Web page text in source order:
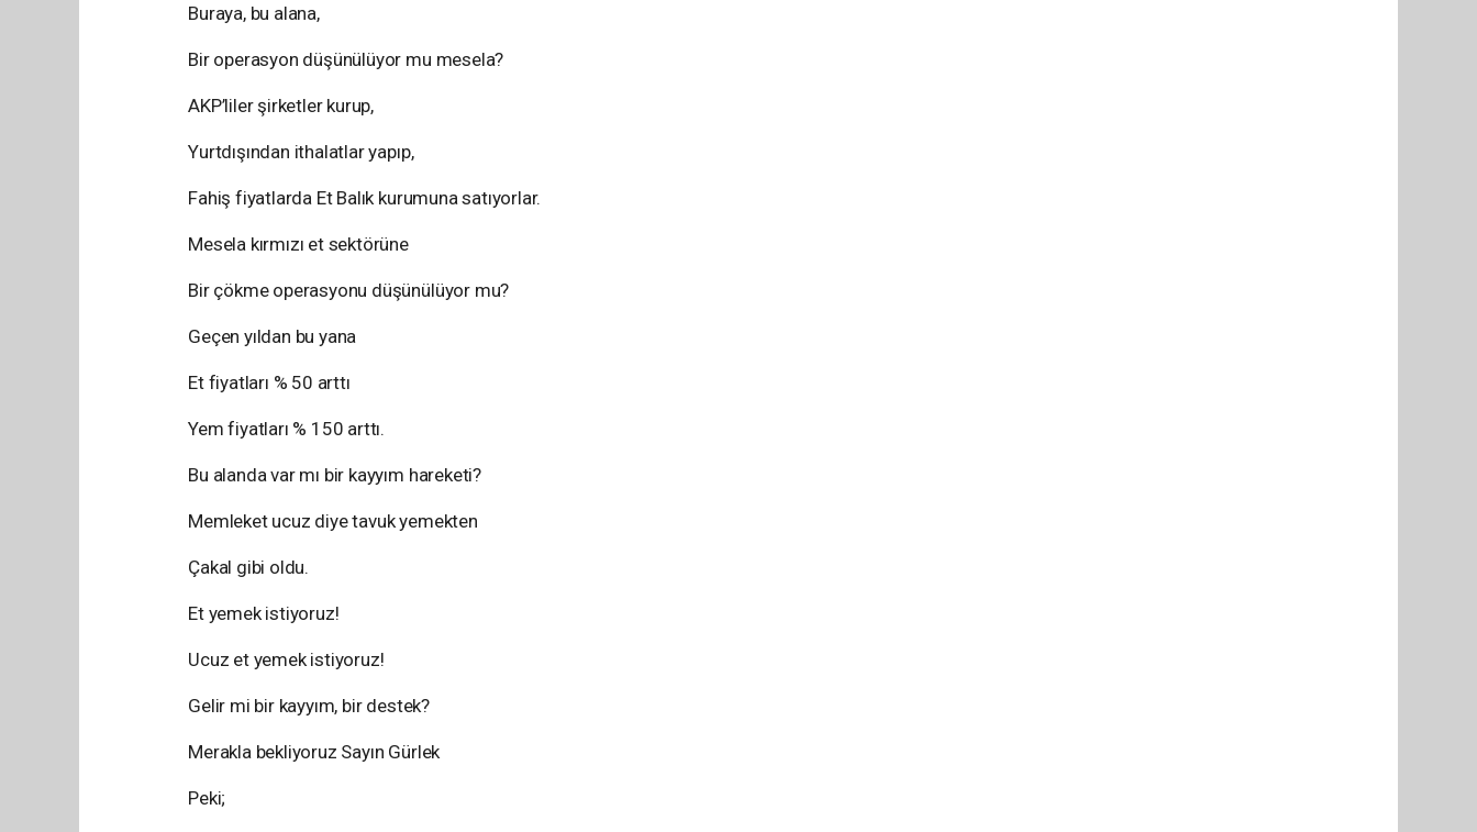
Buraya, bu alana,
Bir operasyon düşünülüyor mu mesela?
AKP’liler şirketler kurup,
Yurtdışından ithalatlar yapıp,
Fahiş fiyatlarda Et Balık kurumuna satıyorlar.
Mesela kırmızı et sektörüne
Bir çökme operasyonu düşünülüyor mu?
Geçen yıldan bu yana
Et fiyatları % 50 arttı
Yem fiyatları % 150 arttı.
Bu alanda var mı bir kayyım hareketi?
Memleket ucuz diye tavuk yemekten
Çakal gibi oldu.
Et yemek istiyoruz!
Ucuz et yemek istiyoruz!
Gelir mi bir kayyım, bir destek?
Merakla bekliyoruz Sayın Gürlek
Peki;